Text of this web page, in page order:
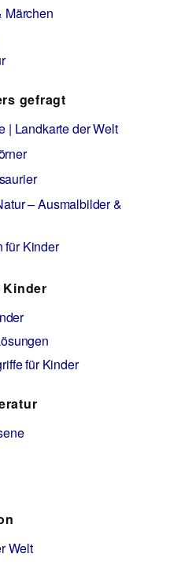
Märchen
gefragt
| Landkarte der Welt
– Ausmalbilder &
für Kinder
Kinder
für Kinder
Welt